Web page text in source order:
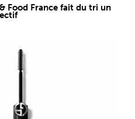
Food France fait du tri un